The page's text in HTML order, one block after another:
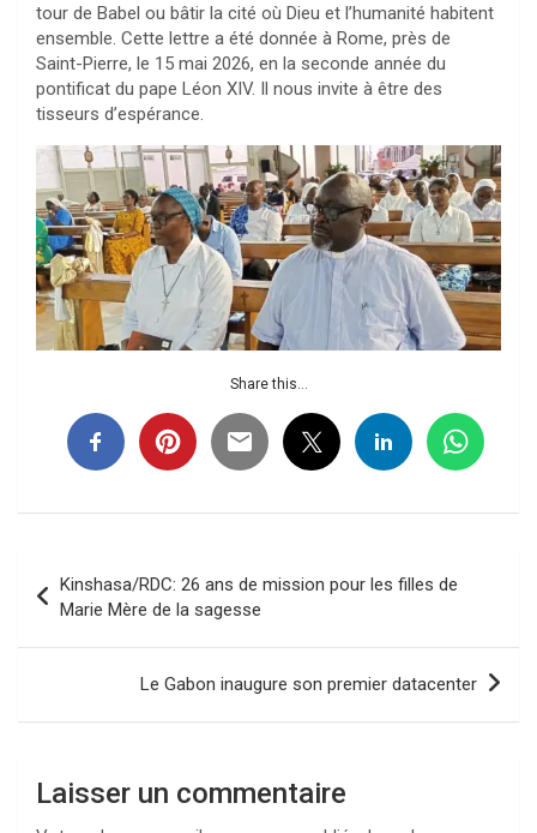
tour de Babel ou bâtir la cité où Dieu et l’humanité habitent
ensemble. Cette lettre a été donnée à Rome, près de
Saint-Pierre, le 15 mai 2026, en la seconde année du
pontificat du pape Léon XIV. Il nous invite à être des
tisseurs d’espérance.
Share this...
de
l’article
Kinshasa/RDC: 26 ans de mission pour les filles de
Marie Mère de la sagesse
Le Gabon inaugure son premier datacenter
Laisser un commentaire